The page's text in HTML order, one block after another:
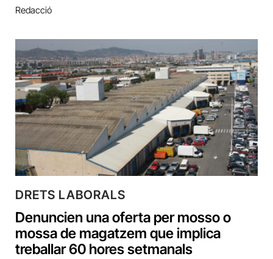
Redacció
DRETS LABORALS
Denuncien una oferta per mosso o
mossa de magatzem que implica
treballar 60 hores setmanals